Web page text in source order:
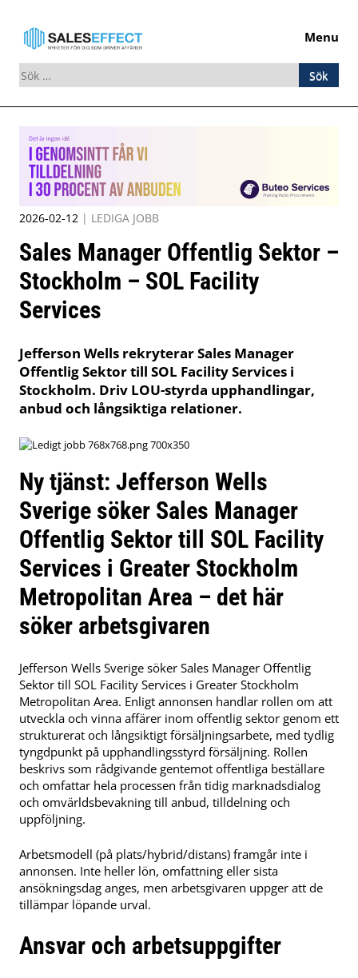
Menu
Sök
efter:
Skip
to
content
2026-02-12 | LEDIGA JOBB
Sales Manager Offentlig Sektor –
Stockholm – SOL Facility
Services
Jefferson Wells rekryterar Sales Manager
Offentlig Sektor till SOL Facility Services i
Stockholm. Driv LOU-styrda upphandlingar,
anbud och långsiktiga relationer.
Ny tjänst: Jefferson Wells
Sverige söker Sales Manager
Offentlig Sektor till SOL Facility
Services i Greater Stockholm
Metropolitan Area – det här
söker arbetsgivaren
Jefferson Wells Sverige söker Sales Manager Offentlig
Sektor till SOL Facility Services i Greater Stockholm
Metropolitan Area. Enligt annonsen handlar rollen om att
utveckla och vinna affärer inom offentlig sektor genom ett
strukturerat och långsiktigt försäljningsarbete, med tydlig
tyngdpunkt på upphandlingsstyrd försäljning. Rollen
beskrivs som rådgivande gentemot offentliga beställare
och omfattar hela processen från tidig marknadsdialog
och omvärldsbevakning till anbud, tilldelning och
uppföljning.
Arbetsmodell (på plats/hybrid/distans) framgår inte i
annonsen. Inte heller lön, omfattning eller sista
ansökningsdag anges, men arbetsgivaren uppger att de
tillämpar löpande urval.
Ansvar och arbetsuppgifter